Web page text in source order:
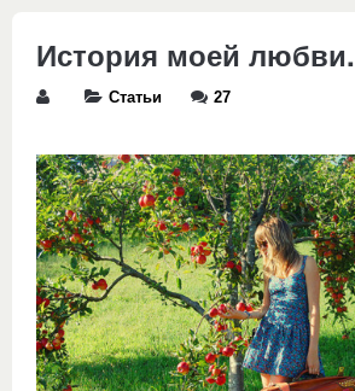
История моей любви.
Статьи 27